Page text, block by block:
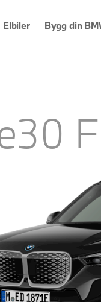
Elbiler Bygg din